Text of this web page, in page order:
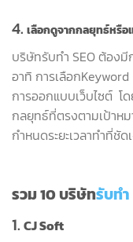
4. เลือกดูจากกลยุทธ์หรือ
บริษัทรับทำ SEO ต้อง
อาทิ การเลือก
การออกแบบเว็บไซต์ โ
กลยุทธ์ที่ตรงตามเป้าห
กำหนดระยะเวลาทำที่ชั
รวม10 บริษัทรับทำ
1. CJ Soft